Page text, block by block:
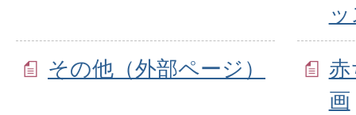
その他（外部ページ）
画